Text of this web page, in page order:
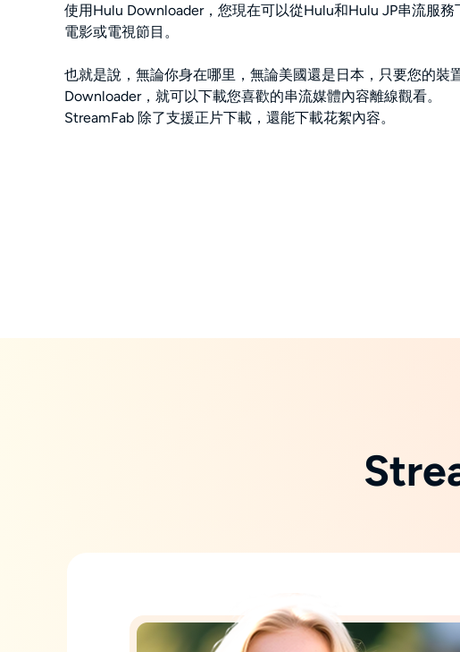
使用Hulu Downloader，您現在可以從Hulu和Hulu JP串流服務
電影或電視節目。
也就是說，無論你身在哪里，無論美國還是日本，只要您的裝
Downloader，就可以下載您喜歡的串流媒體內容離線觀看。
StreamFab 除了支援正片下載，還能下載花絮內容。